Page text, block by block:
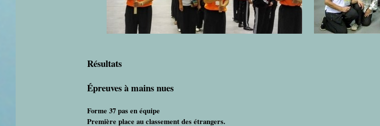
Résultats
Épreuves à mains nues
Forme 37 pas en équipe
Première place au classement des étrangers.